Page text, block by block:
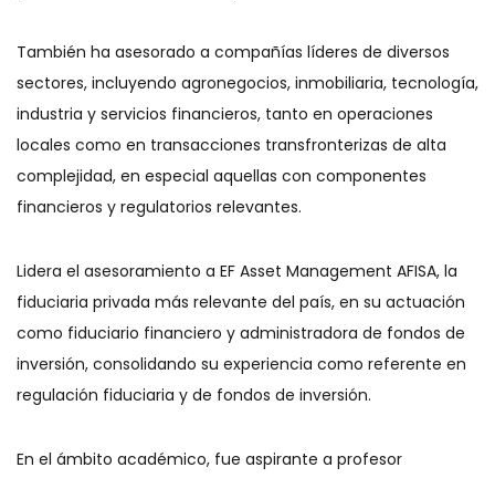
También ha asesorado a compañías líderes de diversos
sectores, incluyendo agronegocios, inmobiliaria, tecnología,
industria y servicios financieros, tanto en operaciones
locales como en transacciones transfronterizas de alta
complejidad, en especial aquellas con componentes
financieros y regulatorios relevantes.
Lidera el asesoramiento a EF Asset Management AFISA, la
fiduciaria privada más relevante del país, en su actuación
como fiduciario financiero y administradora de fondos de
inversión, consolidando su experiencia como referente en
regulación fiduciaria y de fondos de inversión.
En el ámbito académico, fue aspirante a profesor